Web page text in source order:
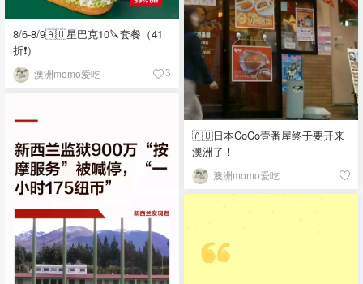
8/6-8/9🇦🇺星巴克10🔪套餐（41
折❗）
澳洲momo爱吃 3
🇦🇺日本CoCo壹番屋终于要开来
澳洲了！
澳洲momo爱吃